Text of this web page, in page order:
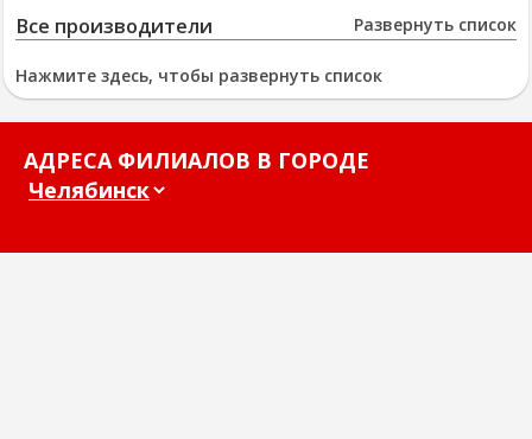
Развернуть список
Все производители
Нажмите здесь, чтобы развернуть список
АДРЕСА ФИЛИАЛОВ В ГОРОДЕ